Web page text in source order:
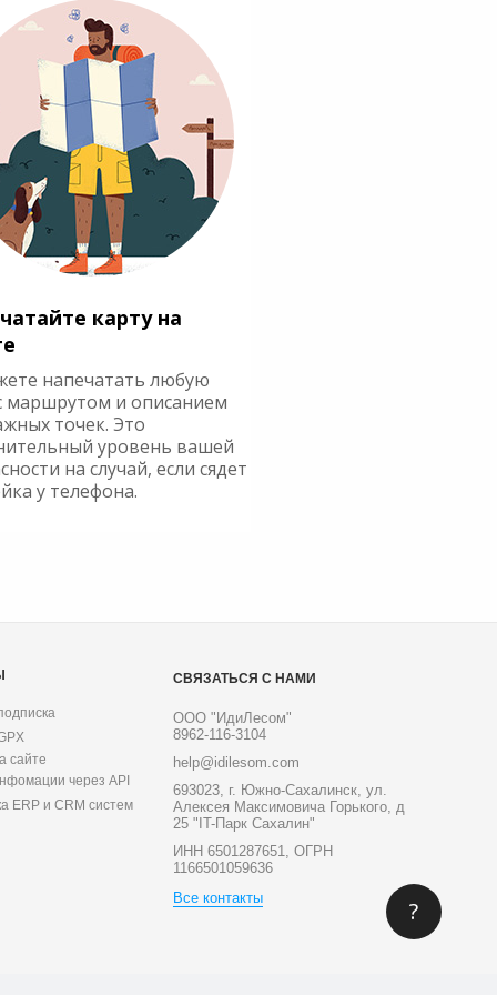
карту на
напечатать любую
маршрутом и описанием
точек. Это
уровень вашей
на случай, если сядет
у телефона.
сайте
через API
ERP и CRM систем
СВЯЗАТЬСЯ С НАМИ
ООО "ИдиЛесом"
8962-116-3104
help@idilesom.com
693023, г. Южно-Сахалинск, ул.
Алексея Максимовича Горького, д
25 "IT-Парк Сахалин"
ИНН 6501287651, ОГРН
1166501059636
Все контакты
?